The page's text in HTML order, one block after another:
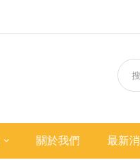
關於我們 最新